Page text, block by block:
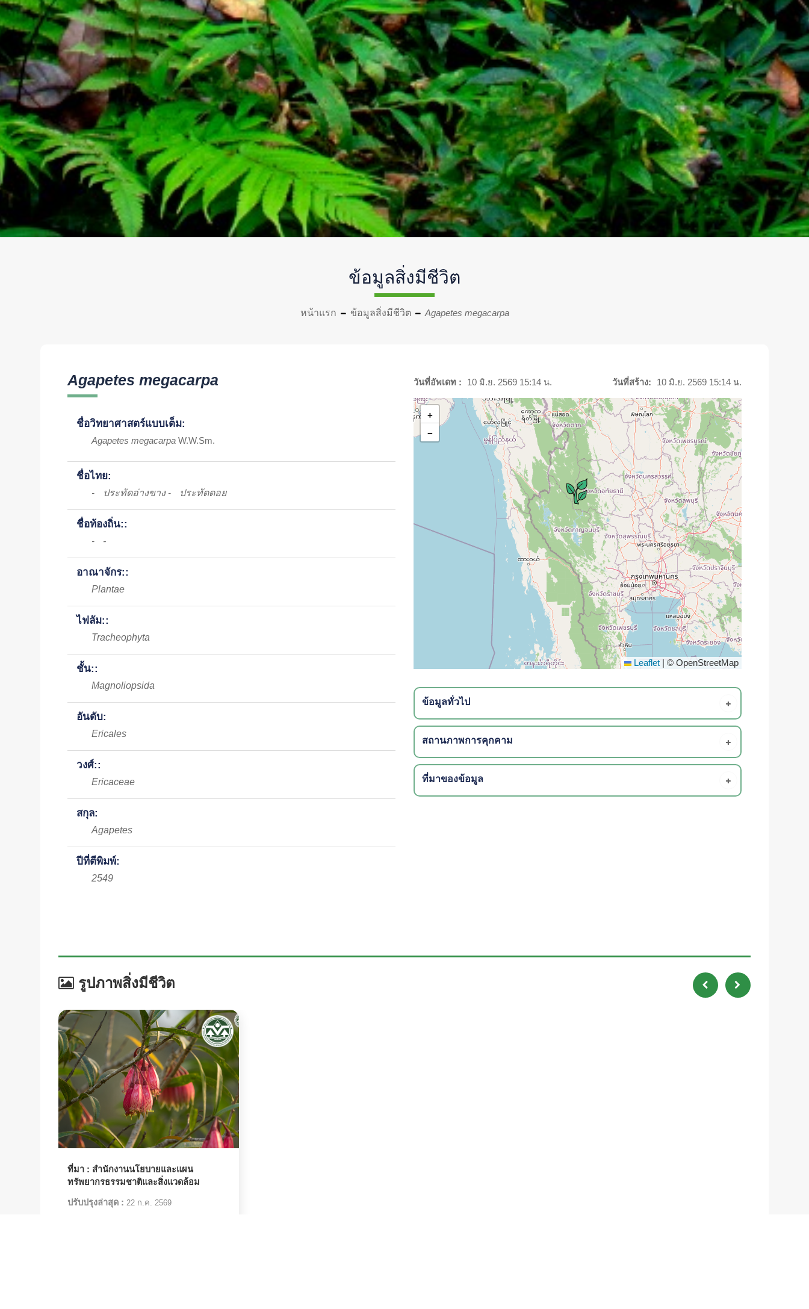
ข้อมูลสิ่งมีชีวิต
หน้าแรก ข้อมูลสิ่งมีชีวิต Agapetes megacarpa
Agapetes megacarpa
ชื่อวิทยาศาสตร์แบบเต็ม:
Agapetes megacarpa W.W.Sm.
ชื่อไทย:
- ประทัดอ่างขาง - ประทัดดอย
ชื่อท้องถิ่น::
- -
อาณาจักร::
Plantae
ไฟลัม::
Tracheophyta
ชั้น::
Magnoliopsida
อันดับ:
Ericales
วงศ์::
Ericaceae
สกุล:
Agapetes
ปีที่ตีพิมพ์:
2549
วันที่อัพเดท : 10 มิ.ย. 2569 15:14 น. วันที่สร้าง: 10 มิ.ย. 2569 15:14 น.
+
−
Leaflet | © OpenStreetMap
ข้อมูลทั่วไป
สถานภาพการคุกคาม
ที่มาของข้อมูล
รูปภาพสิ่งมีชีวิต
ที่มา : สำนักงานนโยบายและแผน
ทรัพยากรธรรมชาติและสิ่งแวดล้อม
ปรับปรุงล่าสุด : 22 ก.ค. 2569